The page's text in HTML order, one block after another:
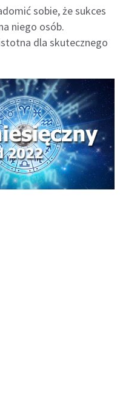
sobie, że sukces
niego osób.
dla skutecznego